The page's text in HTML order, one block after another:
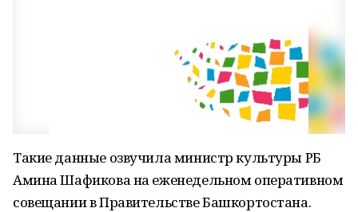
Такие данные озвучила министр культуры РБ
Амина Шафикова на еженедельном оперативном
совещании в Правительстве Башкортостана.